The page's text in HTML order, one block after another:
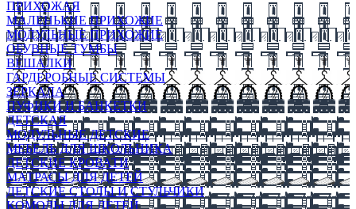
ПРИХОЖАЯ
МАЛЕНЬКИЕ ПРИХОЖИЕ
МОДУЛЬНЫЕ ПРИХОЖИЕ
ОБУВНЫЕ ТУМБЫ
ВЕШАЛКИ
ГАРДЕРОБНЫЕ СИСТЕМЫ
ЗЕРКАЛА
ПУФИКИ И БАНКЕТКИ
ДЕТСКАЯ
МОДУЛЬНЫЕ ДЕТСКИЕ
МЕБЕЛЬ ДЛЯ ШКОЛЬНИКА
ДЕТСКИЕ КРОВАТИ
МАТРАСЫ ДЛЯ ДЕТЕЙ
ДЕТСКИЕ СТОЛЫ И СТУЛЬЧИКИ
КОМОДЫ ДЛЯ ДЕТЕЙ